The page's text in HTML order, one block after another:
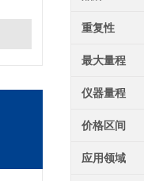
重复性
最大量程
仪器量程
价格区间
应用领域